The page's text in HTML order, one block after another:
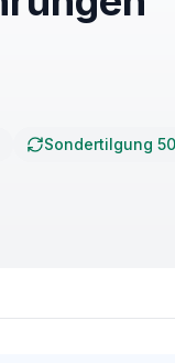
Sondertilgung